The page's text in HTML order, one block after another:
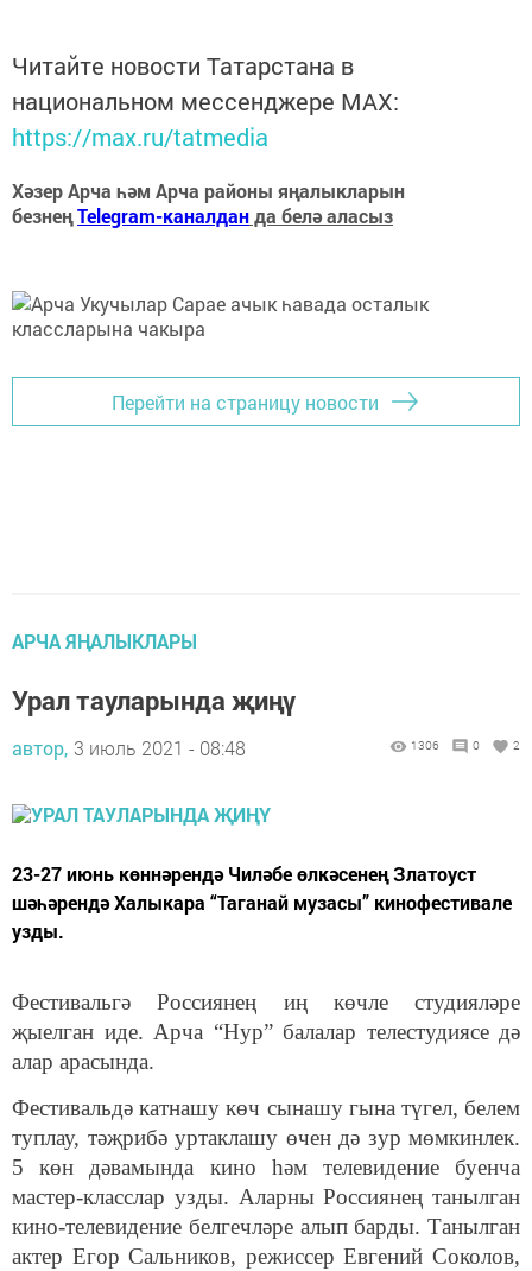
Читайте новости Татарстана в
национальном мессенджере MАХ:
https://max.ru/tatmedia
Хәзер Арча һәм Арча районы яңалыкларын
безнеңTelegram-каналданда белә аласыз
Перейти на страницу новости
АРЧА ЯҢАЛЫКЛАРЫ
Урал тауларында җиңү
автор, 3 июль 2021 - 08:48 1306 0 2
23-27 июнь көннәрендә Чиләбе өлкәсенең Златоуст
шәһәрендә Халыкара “Таганай музасы” кинофестивале
узды.
Фестивальгә Россиянең иң көчле студияләре
җыелган иде. Арча “Нур” балалар телестудиясе дә
алар арасында.
Фестивальдә катнашу көч сынашу гына түгел, белем
туплау, тәҗрибә уртаклашу өчен дә зур мөмкинлек.
5 көн дәвамында кино һәм телевидение буенча
мастер-класслар узды. Аларны Россиянең танылган
кино-телевидение белгечләре алып барды. Танылган
актер Егор Сальников, режиссер Евгений Соколов,